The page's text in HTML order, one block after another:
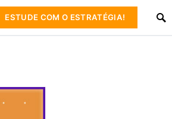
ESTUDE COM O ESTRATÉGIA!